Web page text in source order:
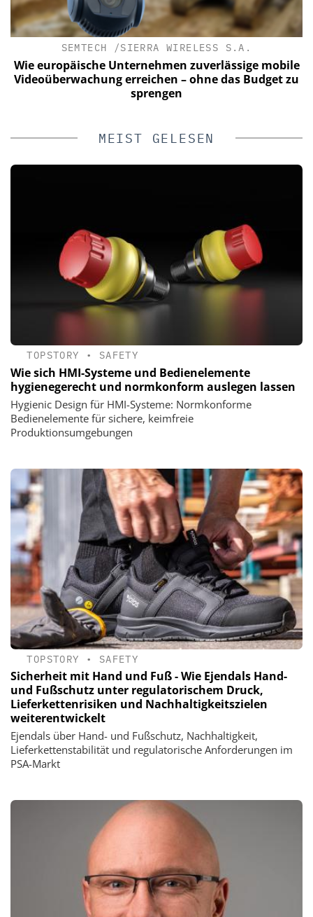
SEMTECH /SIERRA WIRELESS S.A.
Wie europäische Unternehmen zuverlässige mobile
Videoüberwachung erreichen – ohne das Budget zu
sprengen
MEIST GELESEN
TOPSTORY • SAFETY
Wie sich HMI-Systeme und Bedienelemente
hygienegerecht und normkonform auslegen lassen
Hygienic Design für HMI-Systeme: Normkonforme
Bedienelemente für sichere, keimfreie
Produktionsumgebungen
TOPSTORY • SAFETY
Sicherheit mit Hand und Fuß - Wie Ejendals Hand-
und Fußschutz unter regulatorischem Druck,
Lieferkettenrisiken und Nachhaltigkeitszielen
weiterentwickelt
Ejendals über Hand- und Fußschutz, Nachhaltigkeit,
Lieferkettenstabilität und regulatorische Anforderungen im
PSA-Markt